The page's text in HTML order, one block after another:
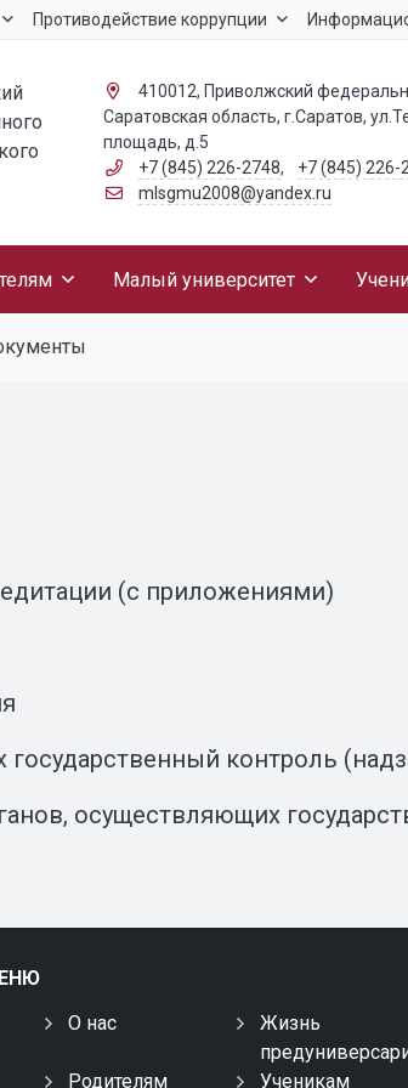
Противодействие коррупции
410012, Приволжский
Саратовская область, г.Саратов,
площадь, д.5
+7 (845) 226-2748,
+7 (845) 226-
mlsgmu2008@yandex.ru
Малый университет
(с приложениями)
контроль
осуществляющих
О нас
Жизнь
Родителям
Ученикам